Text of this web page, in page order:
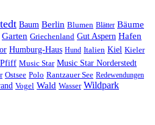
Baum Berlin Blumen Blätter Bäume
Garten Griechenland Gut Aspern Hafen
Humburg-Haus Hund Italien Kiel Kieler
Pfiff Music Star Music Star Norderstedt
Ostsee Polo Rantzauer See Redewendungen
Vogel Wald Wasser Wildpark